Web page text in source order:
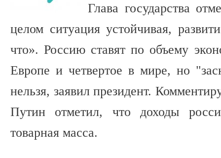
Глава государства
целом ситуация устойчивая,
что». Россию ставят по объему
Европе и четвертое в мире, но
нельзя, заявил президент.
Путин отметил, что доходы
товарная масса.